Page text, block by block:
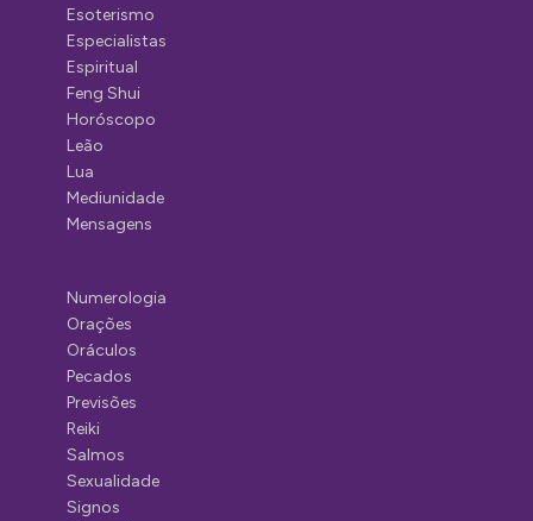
Esoterismo
Especialistas
Espiritual
Feng Shui
Horóscopo
Leão
Lua
Mediunidade
Mensagens
Numerologia
Orações
Oráculos
Pecados
Previsões
Reiki
Salmos
Sexualidade
Signos